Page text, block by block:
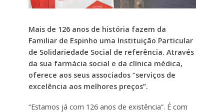
Mais de 126 anos de história fazem da
Familiar de Espinho uma Instituição Particular
de Solidariedade Social de referência. Através
da sua farmácia social e da clínica médica,
oferece aos seus associados “serviços de
excelência aos melhores preços”.
“Estamos já com 126 anos de existência”. É com